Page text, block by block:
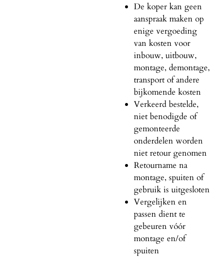
De koper kan geen
aanspraak maken op
enige vergoeding
van kosten voor
inbouw, uitbouw,
montage, demontage,
transport of andere
bijkomende kosten
Verkeerd bestelde,
niet benodigde of
gemonteerde
onderdelen worden
niet retour genomen
Retourname na
montage, spuiten of
gebruik is uitgesloten
Vergelijken en
passen dient te
gebeuren vóór
montage en/of
spuiten